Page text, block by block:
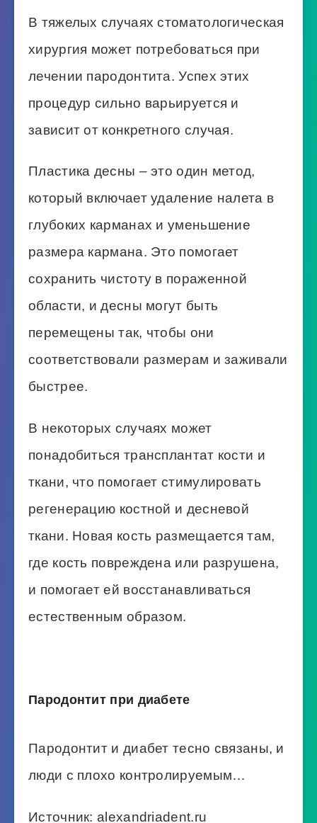
В тяжелых случаях стоматологическая
хирургия может потребоваться при
лечении пародонтита. Успех этих
процедур сильно варьируется и
зависит от конкретного случая.
Пластика десны – это один метод,
который включает удаление налета в
глубоких карманах и уменьшение
размера кармана. Это помогает
сохранить чистоту в пораженной
области, и десны могут быть
перемещены так, чтобы они
соответствовали размерам и заживали
быстрее.
В некоторых случаях может
понадобиться трансплантат кости и
ткани, что помогает стимулировать
регенерацию костной и десневой
ткани. Новая кость размещается там,
где кость повреждена или разрушена,
и помогает ей восстанавливаться
естественным образом.
Пародонтит при диабете
Пародонтит и диабет тесно связаны, и
люди с плохо контролируемым…
Источник: alexandriadent.ru